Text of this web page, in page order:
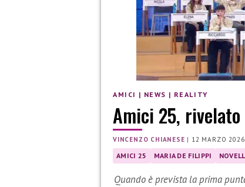
AMICI | NEWS | REALITY
Amici 25,
VINCENZO CHIANESE | 12 MARZO 2026
AMICI 25 MARIA DE FILIPPI
Quando è prevista la prima